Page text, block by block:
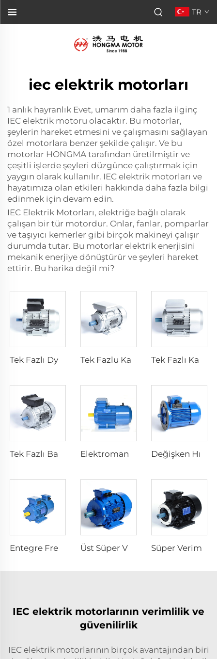
TR
iec elektrik motorları
1 anlık hayranlık Evet, umarım daha fazla ilginç
IEC elektrik motoru olacaktır. Bu motorlar,
şeylerin hareket etmesini ve çalışmasını sağlayan
özel motorlara benzer şekilde çalışır. Ve bu
motorlar HONGMA tarafından üretilmiştir ve
çeşitli işlerde şeyleri düzgünce çalıştırmak için
yaygın olarak kullanılır. IEC elektrik motorları ve
hayatımıza olan etkileri hakkında daha fazla bilgi
edinmek için devam edin.
IEC Elektrik Motorları, elektriğe bağlı olarak
çalışan bir tür motordur. Onlar, fanlar, pomparlar
ve taşıyıcı kemerler gibi birçok makineyi çalışır
durumda tutar. Bu motorlar elektrik enerjisini
mekanik enerjiye dönüştürür ve şeyleri hareket
ettirir. Bu harika değil mi?
Üst Süper Verimlilikli Asenkron Elektrikli Motor
IEC elektrik motorlarının verimlilik ve
güvenilirlik
IEC elektrik motorlarının birçok avantajından biri